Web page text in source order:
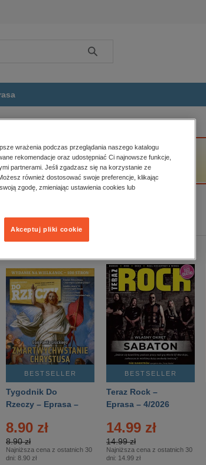
Szukaj
BESTSELLER
Tygodnik Do
Rzeczy – Eprasa –
8.90 zł
8.90 zł
Najniższa cena z ostatnich 30
dni: 8.90 zł
BESTSELLER
Teraz Rock –
Eprasa – 4/2026
14.99 zł
14.99 zł
Najniższa cena z ostatnich 30
dni: 14.99 zł
wrażenia podczas przeglądania naszego katalogu
rekomendacje oraz udostępniać Ci najnowsze funkcje,
partnerami. Jeśli zgadzasz się na korzystanie ze
również dostosować swoje preferencje, klikając
zgodę, zmieniając ustawienia cookies lub
Akceptuj pliki cookie